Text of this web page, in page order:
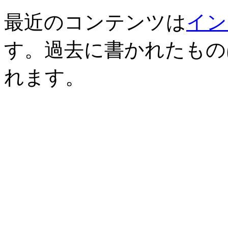
最近のコンテンツはイ
す。過去に書かれたも
れます。